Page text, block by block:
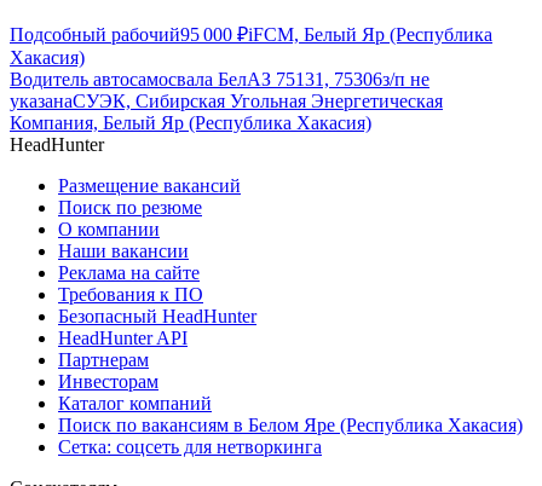
Подсобный рабочий95 000 ₽iFCM, Белый Яр (Республика
Хакасия)
Водитель автосамосвала БелАЗ 75131, 75306з/п не
указанаСУЭК, Сибирская Угольная Энергетическая
Компания, Белый Яр (Республика Хакасия)
HeadHunter
Размещение вакансий
Поиск по резюме
О компании
Наши вакансии
Реклама на сайте
Требования к ПО
Безопасный HeadHunter
HeadHunter API
Партнерам
Инвесторам
Каталог компаний
Поиск по вакансиям в Белом Яре (Республика Хакасия)
Сетка: соцсеть для нетворкинга